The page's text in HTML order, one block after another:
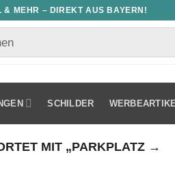
& MEHR – DIREKT AUS BAYERN!
SCHILDER
MIT „PARKPLATZ →